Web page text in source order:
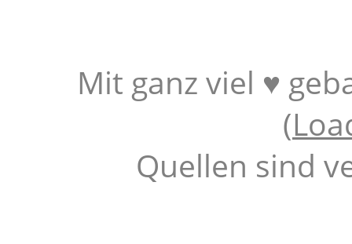
Mit ganz viel ♥
(
Quellen sind